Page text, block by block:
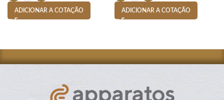
ADICIONAR A COTAÇÃO ADICIONAR A COTAÇÃO